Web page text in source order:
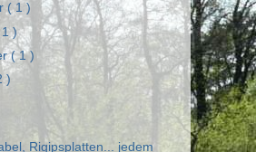
( 1 )
)
( 1 )
)
Rigipsplatten... jedem